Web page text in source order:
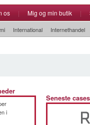
os | Mig og min butik |
International Internethandel
i
Seneste